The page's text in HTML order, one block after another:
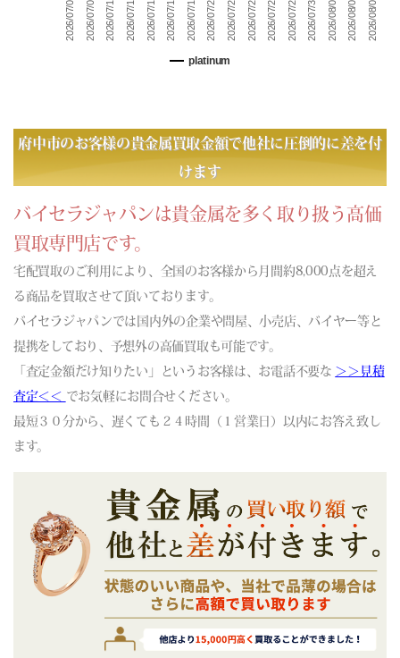
(06/21) 買取相場更新 GOLD(±0)PLATINUM(±0)
(06/20) 買取相場更新 GOLD(±0)PLATINUM(±0)
-584)PLATINUM(
(06/16) 買取相場更新 GOLD(+79)PLATINUM(-10)
(06/14) 買取相場更新 GOLD(±0)PLATINUM(±0)
(06/13) 買取相場更新 GOLD(±0)PLATINUM(±0)
(06/11) 買取相場更新 GOLD(
(06/10) 買取相場更新 GOLD(-819)PLATINUM( -210)
(06/09) 買取相場更新 GOLD( -30)PLATINUM(
(06/08) 買取相場更新 GOLD(-821)PLATINUM(-632)
(06/07) 買取相場更新 GOLD(±0)PLATINUM(±0)
(06/06) 買取相場更新 GOLD(±0)PLATINUM(±0)
(06/05) 買取相場更新 GOLD(+96)PLATINUM(
(06/04) 買取相場更新 GOLD( -185)PLATINUM( -380 )
(06/01) 買取相場更新 GOLD(
+228 )PLATINUM(
(05/31) 買取相場更新 GOLD(±0)PLATINUM(±0)
(05/30) 買取相場更新 GOLD(±0)PLATINUM(±0)
(05/29) 買取相場更新 GOLD( +521)PLATINUM( -26)
(05/28) 買取相場更新 GOLD(-634 )PLATINUM( -190)
(05/27) 買取相場更新 GOLD(-117)PLATINUM(+74)
(05/26) 買取相場更新 GOLD(
(05/25) 買取相場更新 GOLD(
platinum
2026/07/07 2026/07/09 2026/07/11 2026/07/13 2026/07/15 2026/07/17 2026/07/19 2026/07/21 2026/07/23 2026/07/25 2026/07/27 2026/07/29 2026/07/31 2026/08/02 2026/08/04 2026/08/06
府中市のお客様の貴金属買取金額で他社に圧倒的に差を付
けます
バイセラジャパンは貴金属を多く取り扱う高価
買取専門店です。
宅配買取のご利用により、全国のお客様から月間約8,000点を超え
る商品を買取させて頂いております。
バイセラジャパンでは国内外の企業や問屋、小売店、バイヤー等と
提携をしており、予想外の高価買取も可能です。
「査定金額だけ知りたい」というお客様は、お電話不要な ＞＞見積
査定＜＜ でお気軽にお問合せください。
最短３０分から、遅くても２４時間（１営業日）以内にお答え致し
ます。